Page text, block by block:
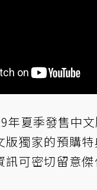
年夏季發售中
版獨家的預購
訊可密切留意